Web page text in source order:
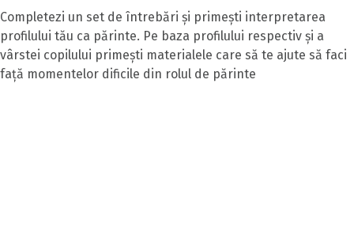
Completezi un set de întrebări și primești interpretarea
profilului tău ca părinte. Pe baza profilului respectiv și a
vârstei copilului primești materialele care să te ajute să faci
față momentelor dificile din rolul de părinte